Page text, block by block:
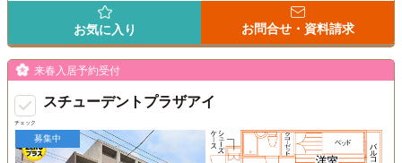
お気に入り お問合せ・資料請求
チェック
来春入居予約受付
スチューデントプラザアイ
募集中